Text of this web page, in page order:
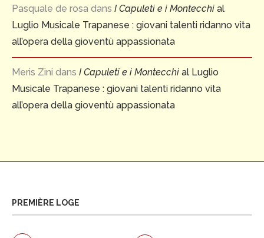
Pasquale de rosa dans I Capuleti e i Montecchi al
Luglio Musicale Trapanese : giovani talenti ridanno vita
all’opera della gioventù appassionata
Meris Zini dans I Capuleti e i Montecchi al Luglio
Musicale Trapanese : giovani talenti ridanno vita
all’opera della gioventù appassionata
PREMIÈRE LOGE